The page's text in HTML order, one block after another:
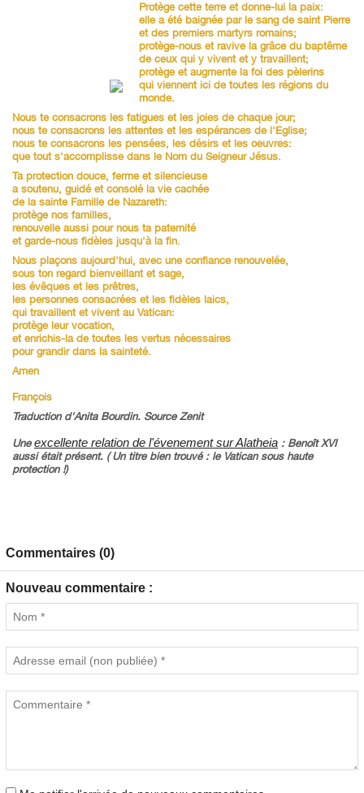
Protège cette terre et donne-lui la paix:
elle a été baignée par le sang de saint Pierre
et des premiers martyrs romains;
protège-nous et ravive la grâce du baptême
de ceux qui y vivent et y travaillent;
protège et augmente la foi des pèlerins
qui viennent ici de toutes les régions du
monde.
Nous te consacrons les fatigues et les joies de chaque jour;
nous te consacrons les attentes et les espérances de l'Eglise;
nous te consacrons les pensées, les désirs et les oeuvres:
que tout s'accomplisse dans le Nom du Seigneur Jésus.
Ta protection douce, ferme et silencieuse
a soutenu, guidé et consolé la vie cachée
de la sainte Famille de Nazareth:
protège nos familles,
renouvelle aussi pour nous ta paternité
et garde-nous fidèles jusqu'à la fin.
Nous plaçons aujourd'hui, avec une confiance renouvelée,
sous ton regard bienveillant et sage,
les évêques et les prêtres,
les personnes consacrées et les fidèles laics,
qui travaillent et vivent au Vatican:
protège leur vocation,
et enrichis-la de toutes les vertus nécessaires
pour grandir dans la sainteté.
Amen
François
Traduction d'Anita Bourdin. Source Zenit
Une excellente relation de l'évenement sur Alatheia : Benoît XVI
aussi était présent. ( Un titre bien trouvé : le Vatican sous haute
protection !)
Commentaires (0)
Nouveau commentaire :